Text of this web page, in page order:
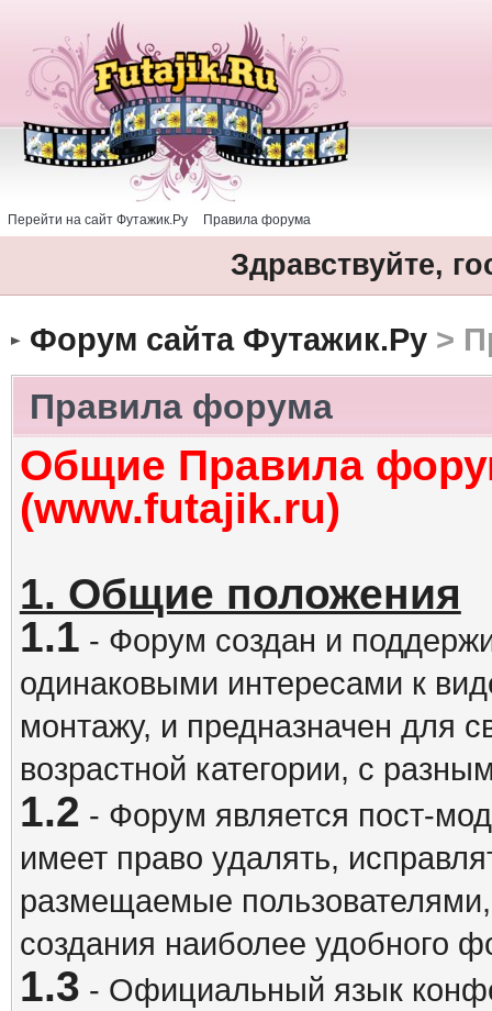
Перейти на сайт Футажик.Ру Правила форума
Здравствуйте,
Форум сайта Футажик.Ру>
Правила форума
Общие Правила
(www.futajik.ru)
1. Общие положения
1.1 - Форум создан и
одинаковыми интересами к
монтажу, и предназначен для
возрастной категории, с
1.2 - Форум является пост-
имеет право удалять,
размещаемые
создания наиболее удобного
1.3 - Официальный язык